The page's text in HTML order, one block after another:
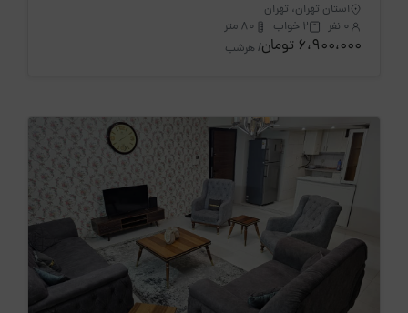
استان تهران، تهران
0 نفر
2 خواب 80 متر
6،900،000 تومان / هرشب